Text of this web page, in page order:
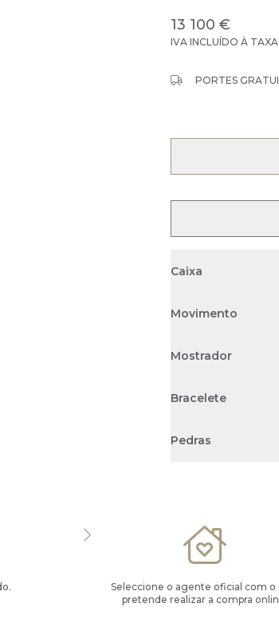
13 100 €
IVA INCLUÍDO À
PORTES
Caixa
Movimento
Mostrador
Bracelete
Pedras
Seleccione o agente oficial com o
pretende realizar a compra